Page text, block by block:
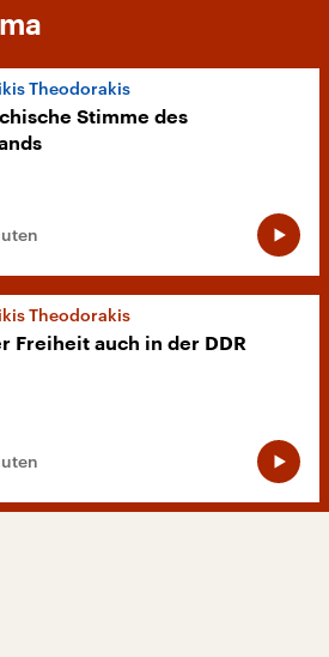
Theodorakis
Stimme des
Theodorakis
Freiheit auch in der DDR